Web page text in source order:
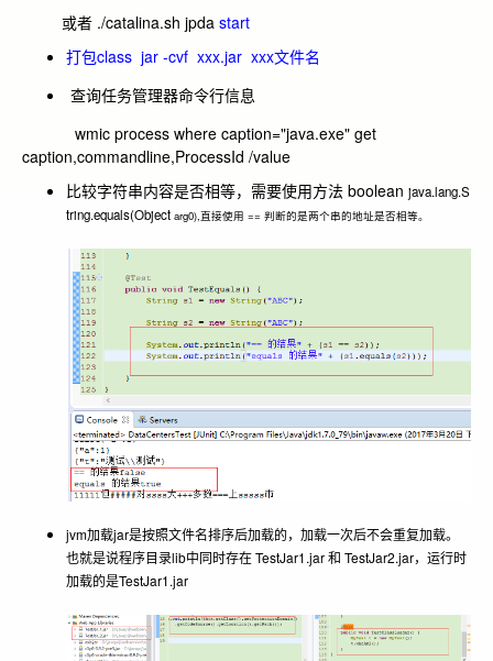
或者 ./catalina.sh jpda start
打包class jar -cvf xxx.jar xxx文件名
查询任务管理器命令行信息
wmic process where caption="java.exe" get
caption,commandline,ProcessId /value
比较字符串内容是否相等，需要使用方法 boolean java.lang.S
tring.equals(Object arg0),直接使用 == 判断的是两个串的地址是否相等。
jvm加载jar是按照文件名排序后加载的，加载一次后不会重复加载。
也就是说程序目录lib中同时存在 TestJar1.jar 和 TestJar2.jar，运行时
加载的是TestJar1.jar